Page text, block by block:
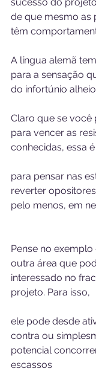
de que mesmo as
têm
A língua alemã
para a sensação
do infortúnio
Claro que se você
para vencer as
conhecidas, essa
para pensar nas
reverter
pelo menos, em
Pense no
outra área que
interessado no
projeto. Para isso,
ele pode desde
contra ou
potencial
escassos